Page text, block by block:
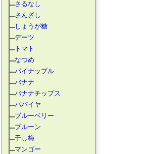
さるなし
さんざし
しょうが糖
デーツ
トマト
なつめ
パイナップル
バナナ
バナナチップス
パパイヤ
ブルーベリー
プルーン
干し梅
マンゴー